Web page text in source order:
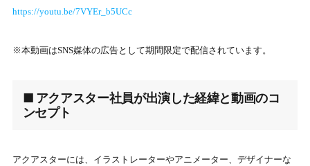
https://youtu.be/7VYEr_b5UCc
※本動画はSNS媒体の広告として期間限定で配信されています。
■ アクアスター社員が出演した経緯と動画のコ
ンセプト
アクアスターには、イラストレーターやアニメーター、デザイナーな